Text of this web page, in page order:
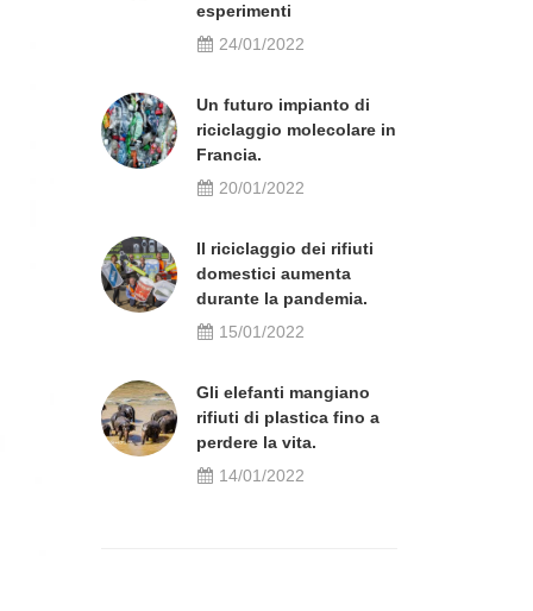
esperimenti
24/01/2022
Un futuro impianto di
riciclaggio molecolare in
Francia.
20/01/2022
Il riciclaggio dei rifiuti
domestici aumenta
durante la pandemia.
15/01/2022
Gli elefanti mangiano
rifiuti di plastica fino a
perdere la vita.
14/01/2022